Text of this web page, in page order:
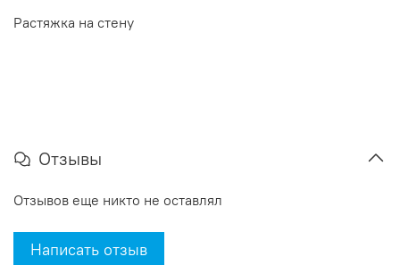
Растяжка на стену
Отзывы
Отзывов еще никто не оставлял
Написать отзыв